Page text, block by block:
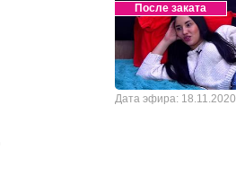
После заката
Дата эфира: 18.11.2020